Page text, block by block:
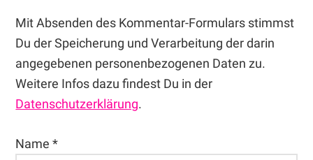
Mit Absenden des Kommentar-Formulars stimmst
Du der Speicherung und Verarbeitung der darin
angegebenen personenbezogenen Daten zu.
Weitere Infos dazu findest Du in der
Datenschutzerklärung.
Name*